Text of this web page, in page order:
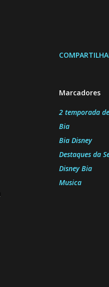
Marcadores
2 temporada
Bia
Bia Disney
Destaques da
Disney Bia
Musica